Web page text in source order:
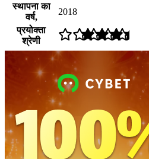
स्थापना का
वर्ष,
2018
प्रयोक्ता
श्रेणी